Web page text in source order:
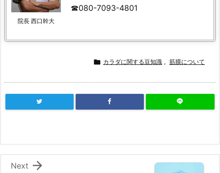
院長 西口幹大
☎︎080-7093-4801
 カラダに関する豆知識 , 筋膜について

Next